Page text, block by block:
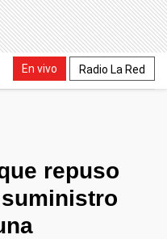
En vivo Radio La Red
repuso